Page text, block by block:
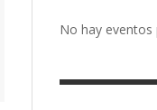
No hay